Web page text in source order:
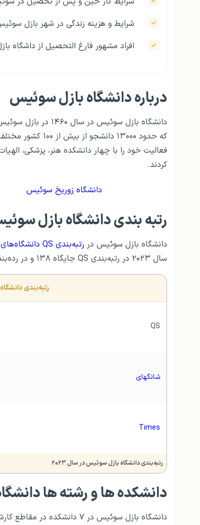
شرایط و هزینه زندگی در شهر بازل
افراد مشهور فارغ التحصیل از داشگاه
درباره دانشگاه بازل سوئیس
دانشگاه بازل
که حدود ۱۳۰۰۰
فعالیت خود را با چهار دانشکده هنر، پزشکی،
کردند.
دانشگاه زوریخ سوئیس
رتبه بندی دانشگاه بازل
دانشگاه بازل سوئیس در رتبه‌بندی QS دانشگاه‌های جهانی
سال ۲۰۲۳ در رتبه‌بندی QS جایگاه ۱۳۸ و در رده‌بندی تایمز، رتبه ۱۳۶ را به خود اختصاص داده است.
رتبه‌بندی دانشگاه بازل سوئیس در سال ۲۰۲۳
QS
شانگهای
Times
رتبه‌بندی دانشگاه بازل سوئیس در سال ۲۰۲۳
دانشکده ها و رشته ها
دانشگاه بازل سوئیس در ۷